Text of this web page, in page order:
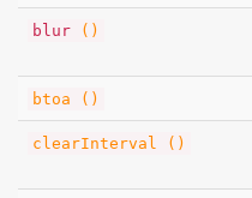
blur ()
btoa ()
clearInterval ()